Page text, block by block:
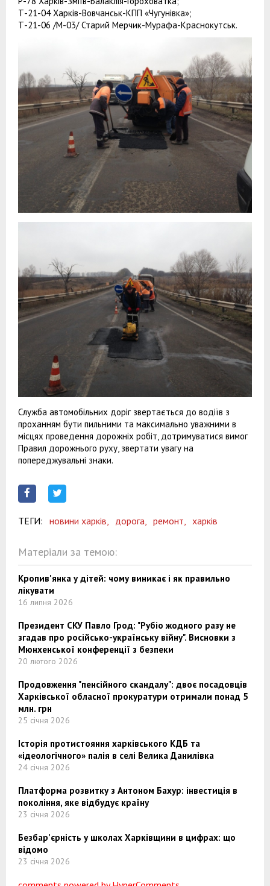
Т-21-04 Харків-Вовчанськ-КПП «Чугунівка»;
Т-21-06 /М-03/ Старий Мерчик-Мурафа-Краснокутськ.
Служба автомобільних доріг звертається до водіїв з
проханням бути пильними та максимально уважними в
місцях проведення дорожніх робіт, дотримуватися вимог
Правил дорожнього руху, звертати увагу на
попереджувальні знаки.
ТЕГИ: новини харків, дорога, ремонт, харків
Матеріали за темою:
Кропив'янка у дітей: чому виникає і як правильно
лікувати
16 липня 2026
Президент СКУ Павло Грод: "Рубіо жодного разу не
згадав про російсько-українську війну". Висновки з
Мюнхенської конференції з безпеки
20 лютого 2026
Продовження "пенсійного скандалу": двоє посадовців
Харківської обласної прокуратури отримали понад 5
млн. грн
25 січня 2026
Історія протистояння харківського КДБ та
«ідеологічного» палія в селі Велика Данилівка
24 січня 2026
Платформа розвитку з Антоном Бахур: інвестиція в
покоління, яке відбудує країну
23 січня 2026
Безбар’єрність у школах Харківщини в цифрах: що
відомо
23 січня 2026